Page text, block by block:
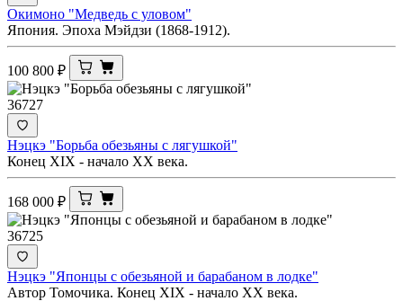
Окимоно "Медведь с уловом"
Япония. Эпоха Мэйдзи (1868-1912).
100 800 ₽
36727
Нэцкэ "Борьба обезьяны с лягушкой"
Конец XIX - начало ХХ века.
168 000 ₽
36725
Нэцкэ "Японцы с обезьяной и барабаном в лодке"
Автор Томочика. Конец XIX - начало ХХ века.